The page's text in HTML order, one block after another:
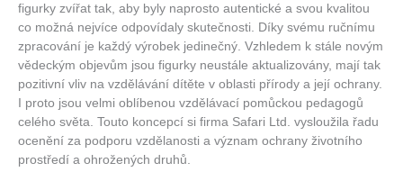
figurky zvířat tak, aby byly naprosto autentické a svou kvalitou
co možná nejvíce odpovídaly skutečnosti. Díky svému ručnímu
zpracování je každý výrobek jedinečný. Vzhledem k stále novým
vědeckým objevům jsou figurky neustále aktualizovány, mají tak
pozitivní vliv na vzdělávání dítěte v oblasti přírody a její ochrany.
I proto jsou velmi oblíbenou vzdělávací pomůckou pedagogů
celého světa. Touto koncepcí si firma Safari Ltd. vysloužila řadu
ocenění za podporu vzdělanosti a význam ochrany životního
prostředí a ohrožených druhů.